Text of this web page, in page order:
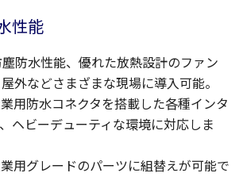
性能
防水性能、優れた放熱設計のファン
外などさまざまな現場に導入可能。
用防水コネクタを搭載した各種インタ
ヘビーデューティな環境に対応しま
用グレードのパーツに組替えが可能で